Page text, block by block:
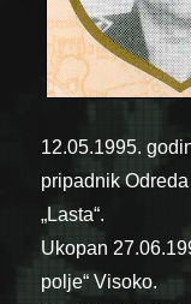
12.05.1995.
pripadnik
„Lasta“.
Ukopan
polje“ Visoko.